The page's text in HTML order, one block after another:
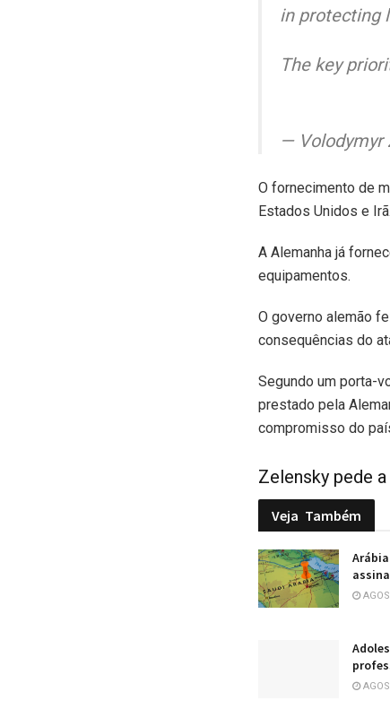
in protecting
The key
— Volodymyr
O fornecimento de
Estados Unidos e Irã.
A Alemanha já
equipamentos.
O governo alemão
consequências do
Segundo um porta-
prestado pela
compromisso do
Zelensky pede
Veja Também